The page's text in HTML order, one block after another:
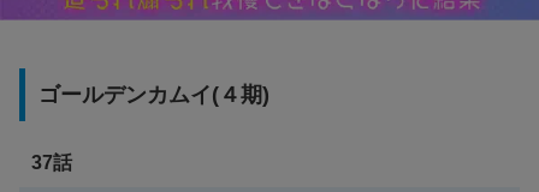
ゴールデンカムイ(４期)
37話